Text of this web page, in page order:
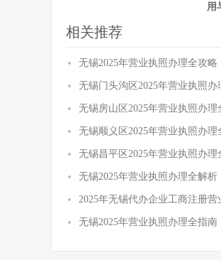
用
相关推荐
无锡2025年营业执照办理全攻
无锡门头沟区2025年营业执照
无锡房山区2025年营业执照办
无锡顺义区2025年营业执照办
无锡昌平区2025年营业执照办
无锡2025年营业执照办理全解
2025年无锡代办企业工商注册
无锡2025年营业执照办理全指